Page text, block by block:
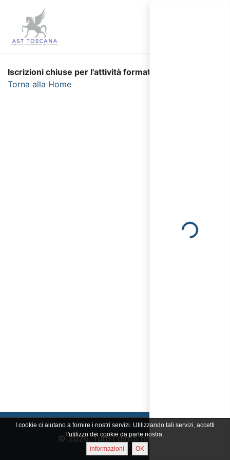
Iscrizioni chiuse per l'attività formativa selezionata.
Torna alla Home
Loading...
© 2026. Tutti i diritti riservati
I cookie ci aiutano a fornire i nostri servizi. Utilizzando tali servizi, accetti
l'utilizzo dei cookie da parte nostra.
informazioni
OK